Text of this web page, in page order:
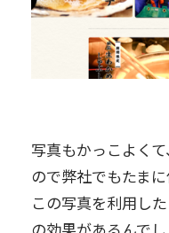
写真もかっこよく
ので弊社でもたまに
この写真を利用し